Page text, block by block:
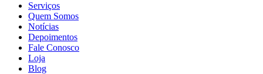
Serviços
Quem Somos
Notícias
Depoimentos
Fale Conosco
Loja
Blog